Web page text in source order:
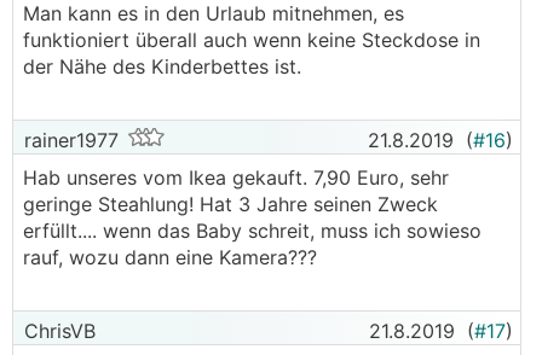
Man kann es in den Urlaub mitnehmen, es
funktioniert überall auch wenn keine Steckdose in
der Nähe des Kinderbettes ist.
rainer1977 21.8.2019 (#16)
Hab unseres vom Ikea gekauft. 7,90 Euro, sehr
geringe Steahlung! Hat 3 Jahre seinen Zweck
erfüllt.... wenn das Baby schreit, muss ich sowieso
rauf, wozu dann eine Kamera???
ChrisVB 21.8.2019 (#17)